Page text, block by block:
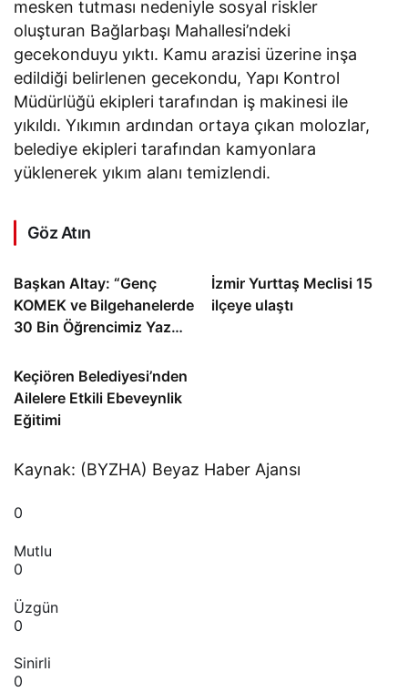
mesken tutması nedeniyle sosyal riskler
oluşturan Bağlarbaşı Mahallesi’ndeki
gecekonduyu yıktı. Kamu arazisi üzerine inşa
edildiği belirlenen gecekondu, Yapı Kontrol
Müdürlüğü ekipleri tarafından iş makinesi ile
yıkıldı. Yıkımın ardından ortaya çıkan molozlar,
belediye ekipleri tarafından kamyonlara
yüklenerek yıkım alanı temizlendi.
Göz Atın
Başkan Altay: “Genç
KOMEK ve Bilgehanelerde
30 Bin Öğrencimiz Yaz
Geçiriyor”
İzmir Yurttaş Meclisi 15
ilçeye ulaştı
Keçiören Belediyesi’nden
Ailelere Etkili Ebeveynlik
Eğitimi
Kaynak: (BYZHA) Beyaz Haber Ajansı
0
Mutlu
0
Üzgün
0
Sinirli
0